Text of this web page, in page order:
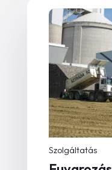
Szolgáltatás